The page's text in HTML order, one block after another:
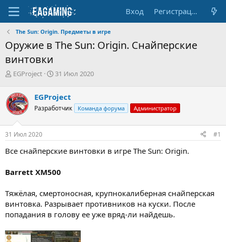
Вход Регистрация
The Sun: Origin. Предметы в игре
Оружие в The Sun: Origin. Снайперские
винтовки
А
т
о
р
е
м
EGProject
Д
а
н
ч
а
31 Июл 2020
EGProject
Разработчик Команда форума Администратор
31 Июл 2020 #1
Все снайперские винтовки в игре The Sun: Origin.
Barrett XM500
Тяжёлая, смертоносная, крупнокалиберная снайперская
винтовка. Разрывает противников на куски. После
попадания в голову ее уже вряд-ли найдешь.